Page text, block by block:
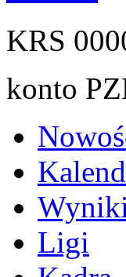
KRS
konto
Ligi